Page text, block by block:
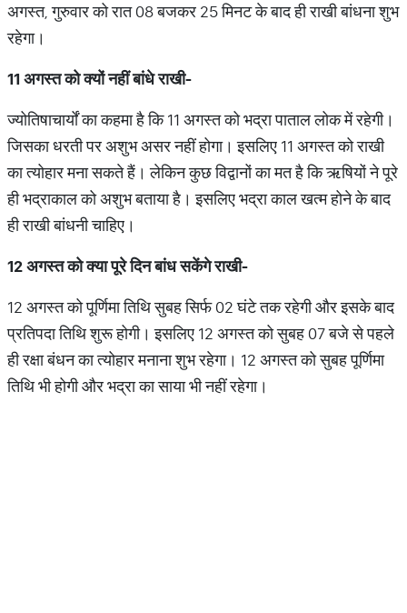
अगस्त, गुरुवार को रात 08 बजकर 25 मिनट के बाद ही राखी बांधना शुभ
रहेगा।
11 अगस्त को क्यों नहीं बांधे राखी-
ज्योतिषाचार्यों का कहमा है कि 11 अगस्त को भद्रा पाताल लोक में रहेगी।
जिसका धरती पर अशुभ असर नहीं होगा। इसलिए 11 अगस्त को राखी
का त्योहार मना सकते हैं। लेकिन कुछ विद्वानों का मत है कि ऋषियों ने पूरे
ही भद्राकाल को अशुभ बताया है। इसलिए भद्रा काल खत्म होने के बाद
ही राखी बांधनी चाहिए।
12अगस्त को क्या पूरे दिन बांध सकेंगे राखी-
12 अगस्त को पूर्णिमा तिथि सुबह सिर्फ 02 घंटे तक रहेगी और इसके बाद
प्रतिपदा तिथि शुरू होगी। इसलिए 12 अगस्त को सुबह 07 बजे से पहले
ही रक्षा बंधन का त्योहार मनाना शुभ रहेगा। 12 अगस्त को सुबह पूर्णिमा
तिथि भी होगी और भद्रा का साया भी नहीं रहेगा।